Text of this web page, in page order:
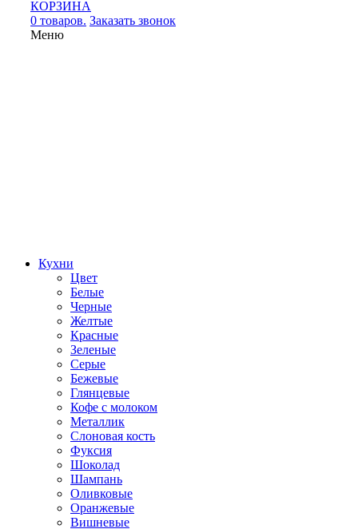
КОРЗИНА
0 товаров. Заказать звонок
Меню
Кухни
Цвет
Белые
Черные
Желтые
Красные
Зеленые
Серые
Бежевые
Глянцевые
Кофе с молоком
Металлик
Слоновая кость
Фуксия
Шоколад
Шампань
Оливковые
Оранжевые
Вишневые